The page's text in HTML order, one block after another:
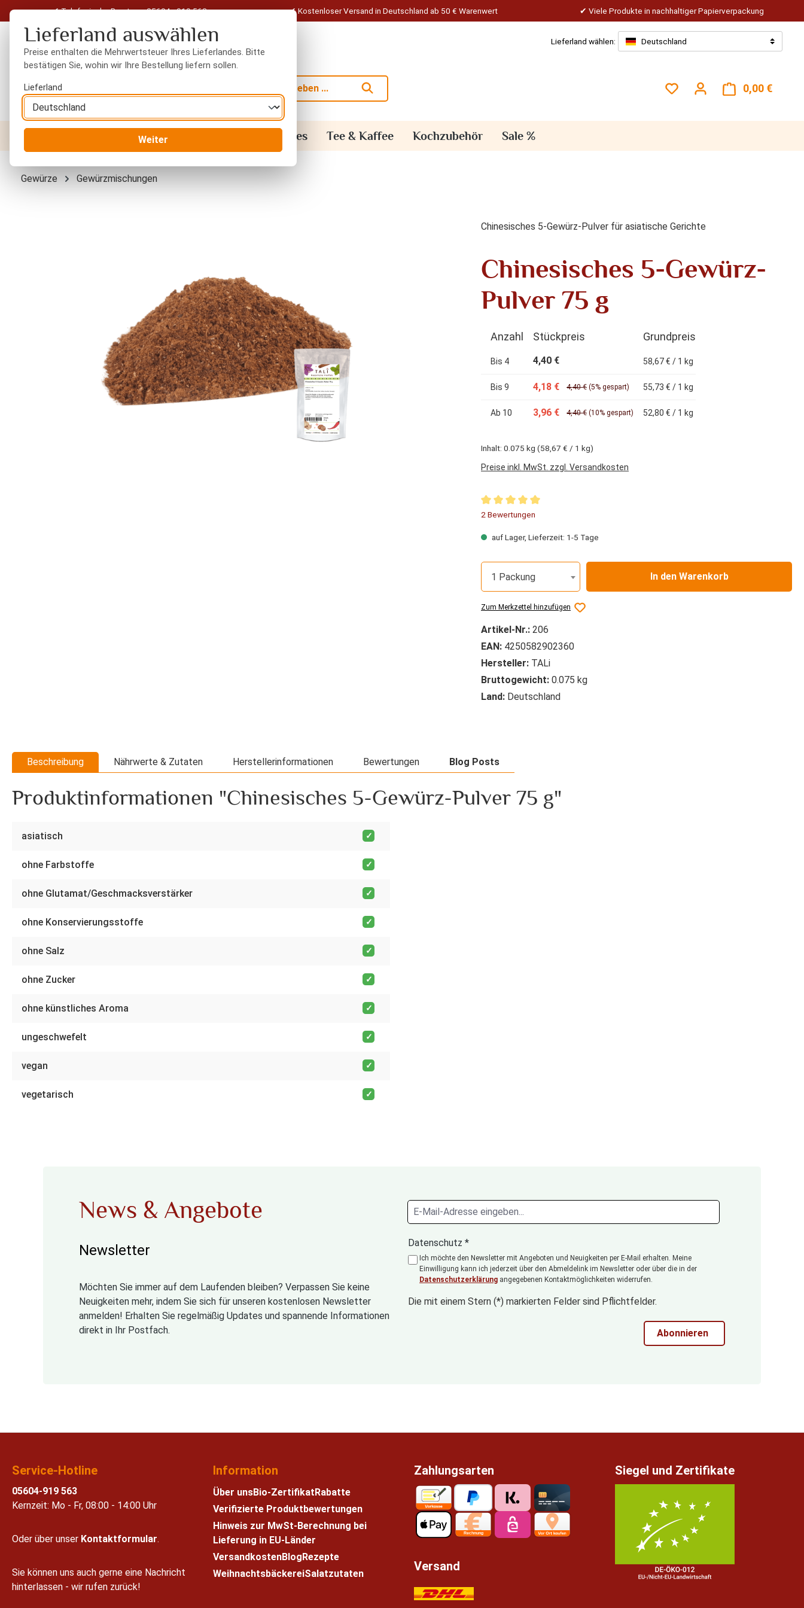
Hauptinhalt springen
Zur Suche springen
Zur Hauptnavigation springen
Telefonische Beratung: 05604 - 919 563 Kostenloser Versand in Deutschland ab 50 € Warenwert Viele Produkte in nachhaltiger Papierverpackung
Lieferland wählen: Deutschland
Du hast 0 Produkte auf
0,00 €
Trockenfrüchte Gewürze Orientalisches Tee & Kaffee Kochzubehör Sale %
Gewürze Gewürzmischungen
Chinesisches 5-Gewürz-Pulver für asiatische Gerichte
Chinesisches 5-Gewürz-
Pulver 75 g
Anzahl Stückpreis Grundpreis
Bis 4 4,40 € 58,67 € / 1 kg
Bis 9 4,18 € 4,40 € (5% gespart) 55,73 € / 1 kg
Ab 10 3,96 € 4,40 € (10% gespart) 52,80 € / 1 kg
Inhalt: 0.075 kg (58,67 € / 1 kg)
Preise inkl. MwSt. zzgl. Versandkosten
Durchschnittliche Bewertung von 5 von 5 Sternen
2 Bewertungen
auf Lager, Lieferzeit: 1-5 Tage
1 Packung In den Warenkorb
Zum Merkzettel hinzufügen
Artikel-Nr.: 206
EAN: 4250582902360
Hersteller: TALi
Bruttogewicht: 0.075 kg
Land: Deutschland
Beschreibung Nährwerte & Zutaten Herstellerinformationen Bewertungen Blog Posts
Produktinformationen "Chinesisches 5-Gewürz-Pulver 75 g"
asiatisch
ohne Farbstoffe
ohne Glutamat/Geschmacksverstärker
ohne Konservierungsstoffe
ohne Salz
ohne Zucker
ohne künstliches Aroma
ungeschwefelt
vegan
vegetarisch
News & Angebote
Newsletter
Möchten Sie immer auf dem Laufenden bleiben? Verpassen Sie keine
Neuigkeiten mehr, indem Sie sich für unseren kostenlosen Newsletter
anmelden! Erhalten Sie regelmäßig Updates und spannende Informationen
direkt in Ihr Postfach.
Datenschutz *
Ich möchte den Newsletter mit Angeboten und Neuigkeiten per E-Mail erhalten. Meine
Einwilligung kann ich jederzeit über den Abmeldelink im Newsletter oder über die in der
Datenschutzerklärung angegebenen Kontaktmöglichkeiten widerrufen.
Die mit einem Stern (*) markierten Felder sind Pflichtfelder.
Abonnieren
Service-Hotline
05604-919 563
Kernzeit: Mo - Fr, 08:00 - 14:00 Uhr
Oder über unser Kontaktformular.
Sie können uns auch gerne eine Nachricht
hinterlassen - wir rufen zurück!
Information
Über unsBio-Zertifikat Rabatte
Verifizierte Produktbewertungen
Hinweis zur MwSt-Berechnung bei
Lieferung in EU-Länder
VersandkostenBlog Rezepte
WeihnachtsbäckereiSalatzutaten
Zahlungsarten
Versand
Siegel und Zertifikate
Lieferland auswählen
Preise enthalten die Mehrwertsteuer Ihres Lieferlandes. Bitte
bestätigen Sie, wohin wir Ihre Bestellung liefern sollen.
Lieferland
Weiter